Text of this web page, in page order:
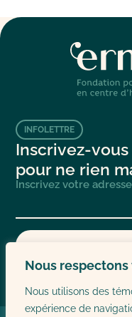
Nous
Nous utilisons des
expérience de
INFOLETTRE
Inscrivez-
pour ne rien
Inscrivez votre